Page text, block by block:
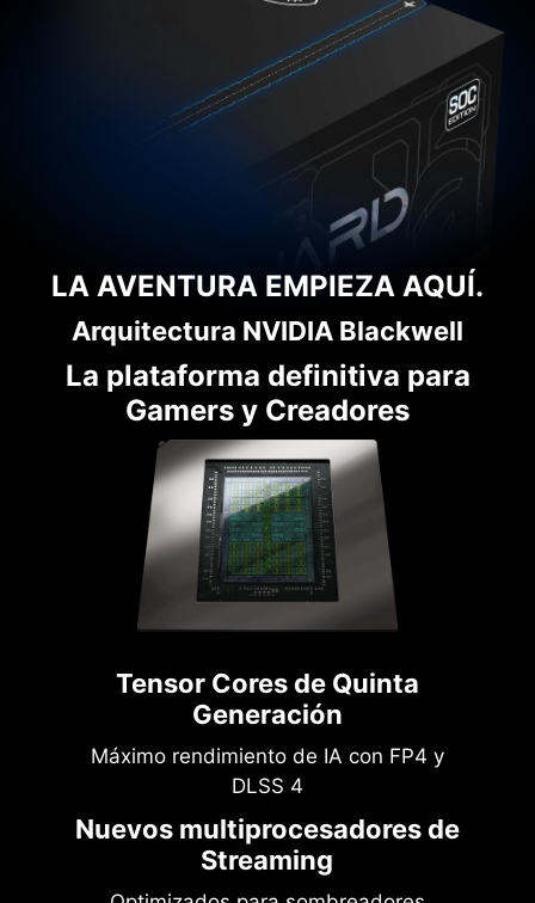
LA AVENTURA EMPIEZA AQUÍ.
Arquitectura NVIDIA Blackwell
La plataforma definitiva para
Gamers y Creadores
Tensor Cores de Quinta
Generación
Máximo rendimiento de IA con FP4 y
DLSS 4
Nuevos multiprocesadores de
Streaming